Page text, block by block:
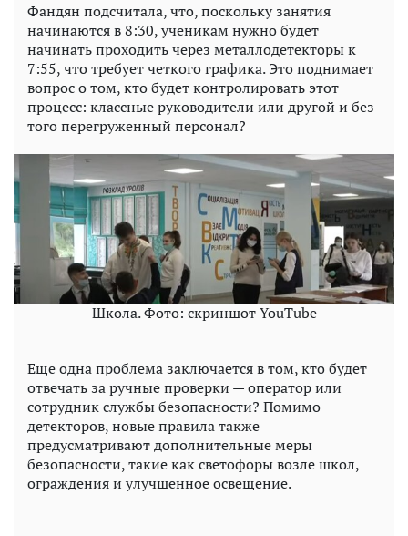
Фандян подсчитала, что, поскольку занятия
начинаются в 8:30, ученикам нужно будет
начинать проходить через металлодетекторы к
7:55, что требует четкого графика. Это поднимает
вопрос о том, кто будет контролировать этот
процесс: классные руководители или другой и без
того перегруженный персонал?
Школа. Фото: скриншот YouTubе
Еще одна проблема заключается в том, кто будет
отвечать за ручные проверки — оператор или
сотрудник службы безопасности? Помимо
детекторов, новые правила также
предусматривают дополнительные меры
безопасности, такие как светофоры возле школ,
ограждения и улучшенное освещение.